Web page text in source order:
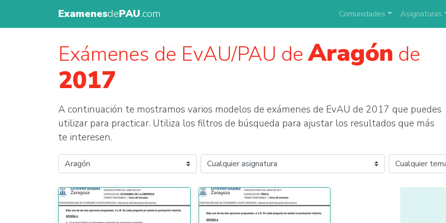
ExamenesdePAU.com Comunidades Asignaturas
Exámenes de EvAU/PAU deAragón de
2017
A continuación te mostramos varios modelos de exámenes de EvAU de 2017 que puedes
utilizar para practicar. Utiliza los filtros de búsqueda para ajustar los resultados que más
te interesen.